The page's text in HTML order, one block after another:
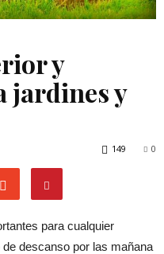
y
jardines y
0
149
para cualquier
descanso por las mañana